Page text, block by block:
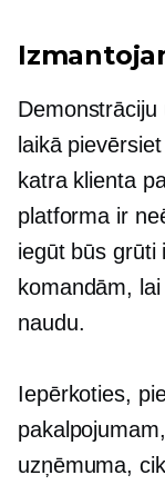
Demonstrāciju
laikā
katra klienta
platforma ir
iegūt būs grūti
komandām,
naudu.
Iepērkoties,
uzņēmuma,